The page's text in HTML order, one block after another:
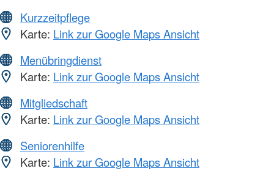
Kurzzeitpflege
Karte: Link zur Google Maps Ansicht
Menübringdienst
Karte: Link zur Google Maps Ansicht
Mitgliedschaft
Karte: Link zur Google Maps Ansicht
Seniorenhilfe
Karte: Link zur Google Maps Ansicht